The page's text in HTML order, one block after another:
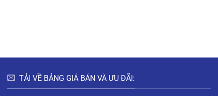
TẢI VỀ BẢNG GIÁ BÁN VÀ ƯU ĐÃI: